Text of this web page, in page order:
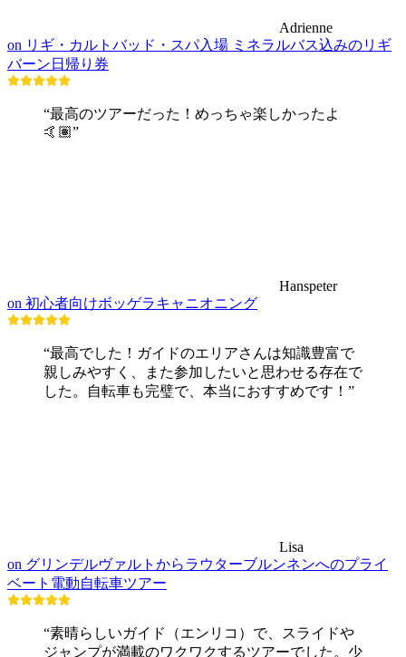
Adrienne
on リギ・カルトバッド・スパ入場 ミネラルバス込みのリギ
バーン日帰り券
“最高のツアーだった！めっちゃ楽しかったよ
🤙🏽”
Hanspeter
on 初心者向けボッゲラキャニオニング
“最高でした！ガイドのエリアさんは知識豊富で
親しみやすく、また参加したいと思わせる存在で
した。自転車も完璧で、本当におすすめです！”
Lisa
on グリンデルヴァルトからラウターブルンネンへのプライ
ベート電動自転車ツアー
“素晴らしいガイド（エンリコ）で、スライドや
ジャンプが満載のワクワクするツアーでした。少